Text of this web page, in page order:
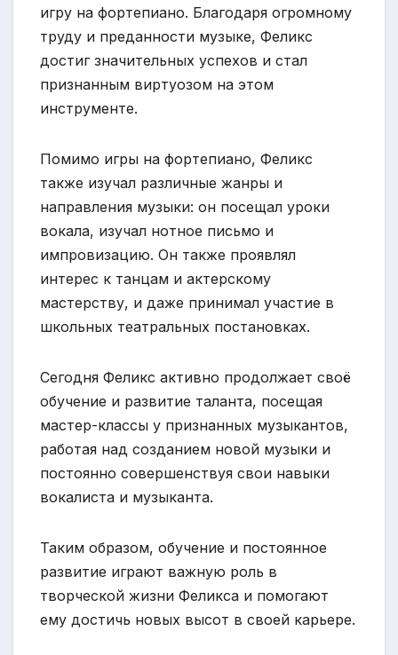
игру на фортепиано. Благодаря огромному
труду и преданности музыке, Феликс
достиг значительных успехов и стал
признанным виртуозом на этом
инструменте.
Помимо игры на фортепиано, Феликс
также изучал различные жанры и
направления музыки: он посещал уроки
вокала, изучал нотное письмо и
импровизацию. Он также проявлял
интерес к танцам и актерскому
мастерству, и даже принимал участие в
школьных театральных постановках.
Сегодня Феликс активно продолжает своё
обучение и развитие таланта, посещая
мастер-классы у признанных музыкантов,
работая над созданием новой музыки и
постоянно совершенствуя свои навыки
вокалиста и музыканта.
Таким образом, обучение и постоянное
развитие играют важную роль в
творческой жизни Феликса и помогают
ему достичь новых высот в своей карьере.